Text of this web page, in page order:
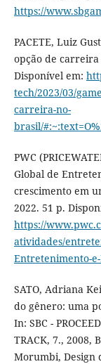
https://
PACETE, Luiz
opção de carreira
Disponível em:
tech/2023/03/
carreira-no-
brasil/
PWC
Global de
crescimento em
2022. 51 p.
https://
atividades/
Entretenimento-
SATO, Adriana
do gênero: uma
In: SBC -
TRACK, 7., 2008,
Morumbi, Design